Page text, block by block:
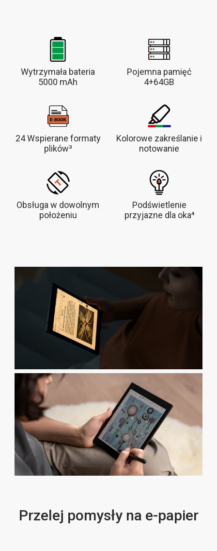
Wytrzymała bateria
5000 mAh
Pojemna pamięć
4+64GB
24 Wspierane formaty
plików³
Kolorowe zakreślanie i
notowanie
Obsługa w dowolnym
położeniu
Podświetlenie
przyjazne dla oka⁴
Przelej pomysły na e-papier